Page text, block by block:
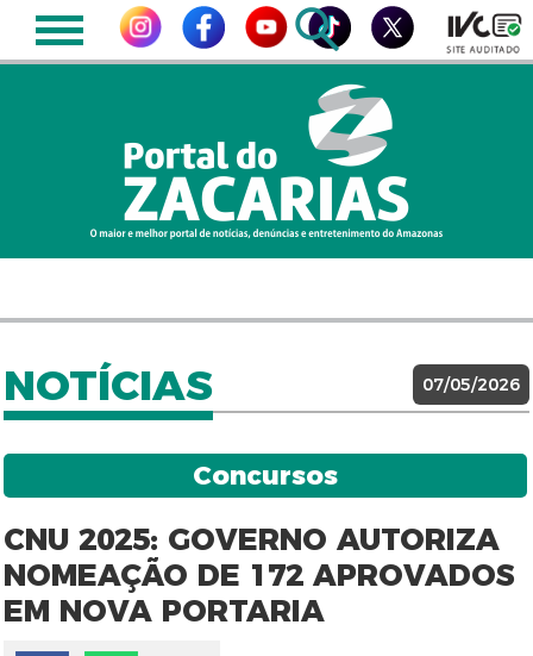
NOTÍCIAS 07/05/2026
Concursos
CNU 2025: GOVERNO AUTORIZA
NOMEAÇÃO DE 172 APROVADOS
EM NOVA PORTARIA